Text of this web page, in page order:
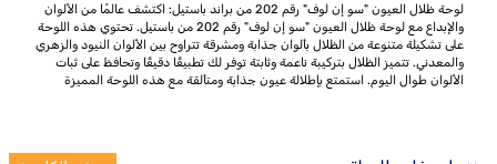
لوحة ظلال العيون "سو إن لوف" رقم 202 من براند باستيل: اكتشف عالمًا من الألوان
والإبداع مع لوحة ظلال العيون "سو إن لوف" رقم 202 من باستيل. تحتوي هذه اللوحة
على تشكيلة متنوعة من الظلال بألوان جذابة ومشرقة تتراوح بين الألوان النيود والزهري
والمعدني. تتميز الظلال بتركيبة ناعمة وثابتة توفر لك تطبيقًا دقيقًا وتحافظ على ثبات
الألوان طوال اليوم. استمتع بإطلالة عيون جذابة ومتألقة مع هذه اللوحة المميزة